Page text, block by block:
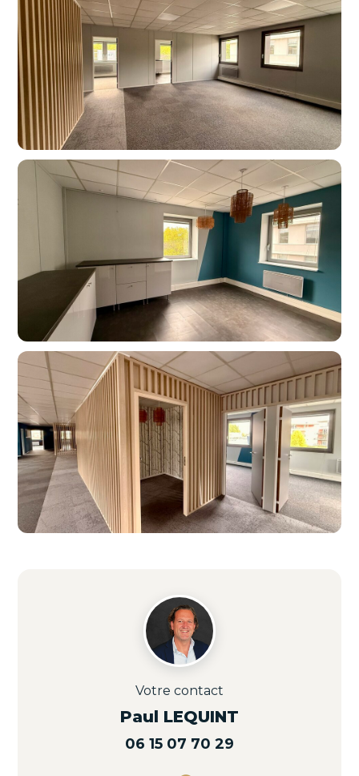
Votre contact
Paul LEQUINT
06 15 07 70 29